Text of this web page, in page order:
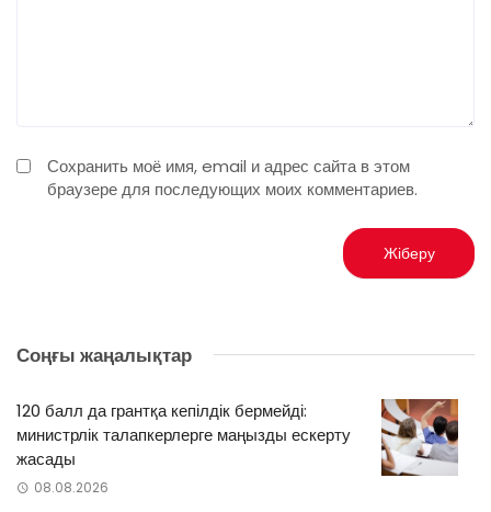
Сохранить моё имя, email и адрес сайта в этом
браузере для последующих моих комментариев.
Соңғы жаңалықтар
120 балл да грантқа кепілдік бермейді:
министрлік талапкерлерге маңызды ескерту
жасады
08.08.2026